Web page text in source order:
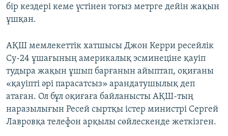
бір кездері кеме үстінен тоғыз метрге дейін жақын
ұшқан.
АҚШ мемлекеттік хатшысы Джон Керри ресейлік
Су-24 ұшағының америкалық эсминеціне қауіп
тудыра жақын ұшып барғанын айыптап, оқиғаны
«қауіпті әрі парасатсыз» арандатушылық деп
атаған. Ол бұл оқиғаға байланысты АҚШ-тың
наразылығын Ресей сыртқы істер министрі Сергей
Лавровқа телефон арқылы сөйлескенде жеткізген.